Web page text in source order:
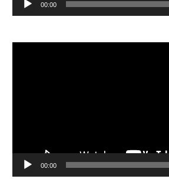
00:00
00:00